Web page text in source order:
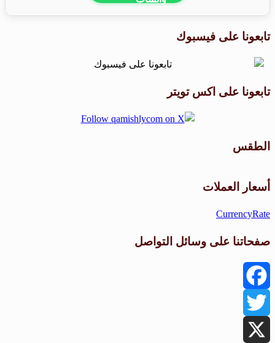
تابعونا على فيسبوك
تابعونا على اكس تويتر
الطقس
أسعار العملات
CurrencyRate
صفحاتنا على وسائل التواصل
Facebook
Twitter